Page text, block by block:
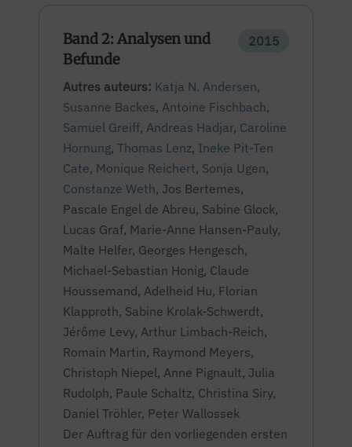
Band 2: Analysen und
Befunde
2015
Autres auteurs: Katja N. Andersen,
Susanne Backes, Antoine Fischbach,
Samuel Greiff, Andreas Hadjar, Caroline
Hornung, Thomas Lenz, Ineke Pit-Ten
Cate, Monique Reichert, Sonja Ugen,
Constanze Weth, Jos Bertemes,
Pascale Engel de Abreu, Sabine Glock,
Lucas Graf, Marie-Anne Hansen-Pauly,
Malte Helfer, Georges Hengesch,
Michael-Sebastian Honig, Claude
Houssemand, Adelheid Hu, Florian
Klapproth, Sabine Krolak-Schwerdt,
Jérôme Levy, Arthur Limbach-Reich,
Romain Martin, Raymond Meyers,
Christoph Niepel, Anne Pignault, Julia
Rudolph, Paule Schaltz, Christina Siry,
Daniel Tröhler, Peter Wallossek
Der Auftrag für den vorliegenden ersten